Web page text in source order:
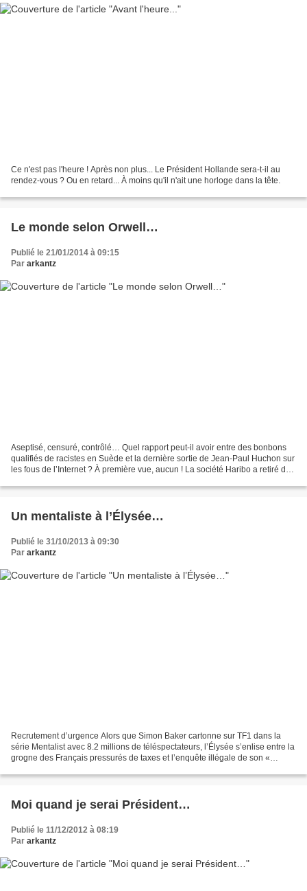
Ce n'est pas l'heure ! Après non plus... Le Président Hollande sera-t-il au
rendez-vous ? Ou en retard... À moins qu'il n'ait une horloge dans la tête.
Le monde selon Orwell…
Publié le 21/01/2014 à 09:15
Par arkantz
Aseptisé, censuré, contrôlé… Quel rapport peut-il avoir entre des bonbons
qualifiés de racistes en Suède et la dernière sortie de Jean-Paul Huchon sur
les fous de l’Internet ? À première vue, aucun ! La société Haribo a retiré du
Un mentaliste à l’Élysée…
Publié le 31/10/2013 à 09:30
Par arkantz
Recrutement d’urgence Alors que Simon Baker cartonne sur TF1 dans la
série Mentalist avec 8.2 millions de téléspectateurs, l’Élysée s’enlise entre la
grogne des Français pressurés de taxes et l’enquête illégale de son «
Moi quand je serai Président…
Publié le 11/12/2012 à 08:19
Par arkantz